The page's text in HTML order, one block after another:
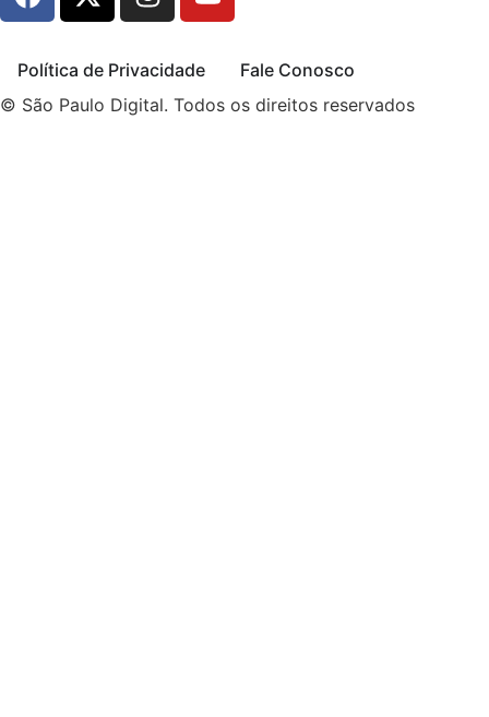
Política de Privacidade
Fale Conosco
© São Paulo Digital. Todos os direitos reservados